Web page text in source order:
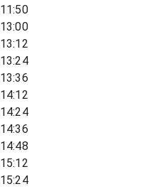
11:50
13:00
13:12
13:24
13:36
14:12
14:24
14:36
14:48
15:12
15:24